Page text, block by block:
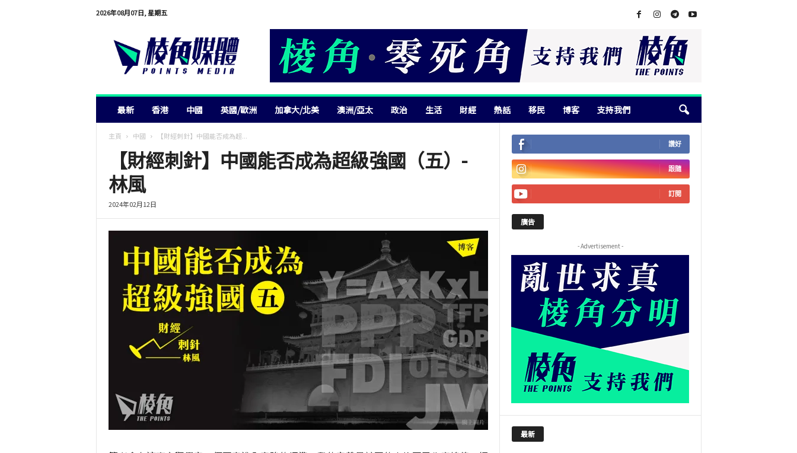
2026年08月07日, 星期五
最新 香港 中國 英國/歐洲 加拿大/北美 澳洲/亞太 政治 生活 財經 熱話 移民 博客 支持我們
主頁 中國 【財經刺針】中國能否成為超...
【財經刺針】中國能否成為超級強國（五）-
林風
2024年02月12日
讚好
跟隨
訂閱
廣告
- Advertisement -
最新